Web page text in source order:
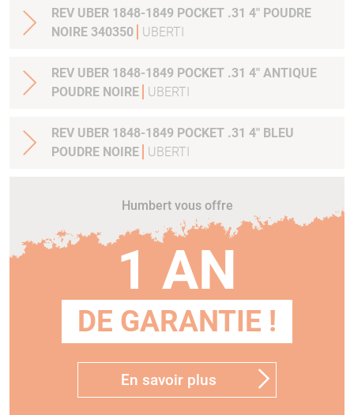
REV UBER 1848-1849 POCKET .31 4" POUDRE
NOIRE 340350
UBERTI
REV UBER 1848-1849 POCKET .31 4" ANTIQUE
POUDRE NOIRE
UBERTI
REV UBER 1848-1849 POCKET .31 4" BLEU
POUDRE NOIRE
UBERTI
Humbert vous offre
1 AN
DE GARANTIE !
En savoir plus